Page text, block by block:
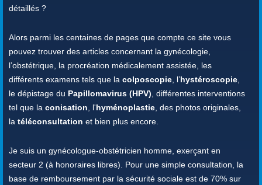
détaillés ?
Alors parmi les centaines de pages que compte ce site vous
pouvez trouver des articles concernant la gynécologie,
l’obstétrique, la procréation médicalement assistée, les
différents examens tels que la colposcopie, l’hystéroscopie,
le dépistage du Papillomavirus (HPV), différentes interventions
tel que la conisation, l'hyménoplastie, des photos originales,
la téléconsultation et bien plus encore.
Je suis un gynécologue-obstétricien homme, exerçant en
secteur 2 (à honoraires libres). Pour une simple consultation, la
base de remboursement par la sécurité sociale est de 70% sur